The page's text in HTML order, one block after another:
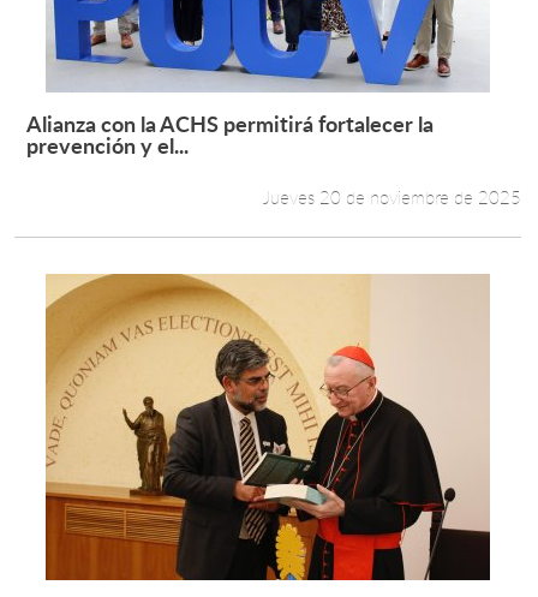
Leer más +
Alianza con la ACHS permitirá fortalecer la
prevención y el...
Jueves 20 de noviembre de 2025